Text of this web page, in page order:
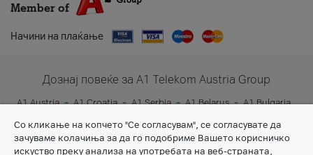
Member of
Начини на плаќање
Дознај повеќе за A1 Telekom Austria Group
A1 Austria A1 Croatia A1 Serbia A1 Belarus
A1 Bulgaria
Со кликање на копчето "Се согласувам", се согласувате да
зачуваме колачиња за да го подобриме Вашето корисничко
искуство преку анализа на употребата на веб-страната,